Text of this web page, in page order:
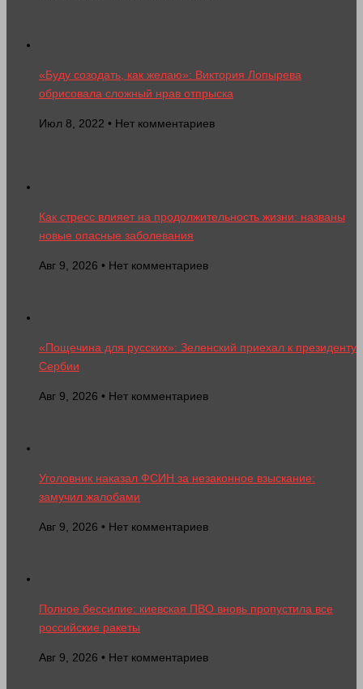
«Буду созодать, как желаю»: Виктория Лопырева
обрисовала сложный нрав отпрыска
Июл 8, 2022 • Нет комментариев
Как стресс влияет на продолжительность жизни: названы
новые опасные заболевания
Авг 9, 2026 • Нет комментариев
«Пощечина для русских»: Зеленский приехал к президенту
Сербии
Авг 9, 2026 • Нет комментариев
Уголовник наказал ФСИН за незаконное взыскание:
замучил жалобами
Авг 9, 2026 • Нет комментариев
Полное бессилие: киевская ПВО вновь пропустила все
российские ракеты
Авг 9, 2026 • Нет комментариев